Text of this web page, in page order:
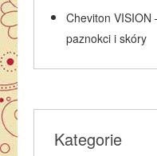
Cheviton VISION
paznokci i skóry
Kategorie